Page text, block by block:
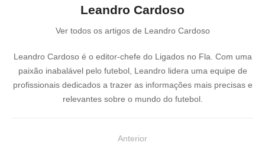
Leandro Cardoso
Ver todos os artigos de Leandro Cardoso
Leandro Cardoso é o editor-chefe do Ligados no Fla. Com uma
paixão inabalável pelo futebol, Leandro lidera uma equipe de
profissionais dedicados a trazer as informações mais precisas e
relevantes sobre o mundo do futebol.
Anterior